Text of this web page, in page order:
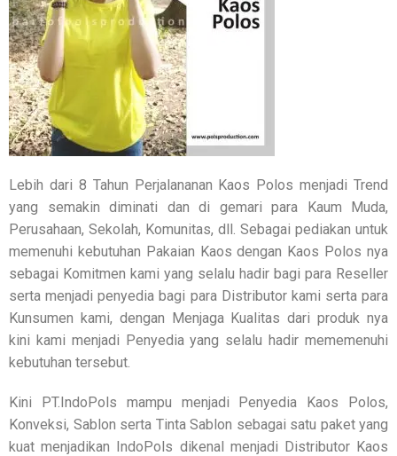
Lebih dari 8 Tahun Perjalananan Kaos Polos menjadi Trend
yang semakin diminati dan di gemari para Kaum Muda,
Perusahaan, Sekolah, Komunitas, dll. Sebagai pediakan untuk
memenuhi kebutuhan Pakaian Kaos dengan Kaos Polos nya
sebagai Komitmen kami yang selalu hadir bagi para Reseller
serta menjadi penyedia bagi para Distributor kami serta para
Kunsumen kami, dengan Menjaga Kualitas dari produk nya
kini kami menjadi Penyedia yang selalu hadir mememenuhi
kebutuhan tersebut.
Kini PT.IndoPols mampu menjadi Penyedia Kaos Polos,
Konveksi, Sablon serta Tinta Sablon sebagai satu paket yang
kuat menjadikan IndoPols dikenal menjadi Distributor Kaos